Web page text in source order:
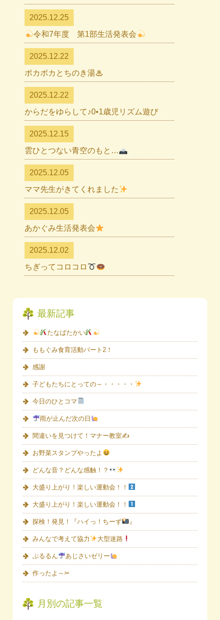
2025.12.25
令和7年度 第1部生活発表会
2025.12.22
ポカポカとちのき湯♨
2025.12.22
からだをゆらして♪0•1歳児リズム遊び
2025.12.15
雲ひとつない青空のもと…
2025.12.05
ママ先生がきてくれました
2025.12.05
あかぐみ生活発表会
2025.12.02
ちぎってコロコロ
最新記事
たなばたかい
ももぐみ食育活動パート2！
感謝
子どもたちにとっての～・・・・・
今日のひとコマ
雨が止んだ次の日
間違いを見つけて！マナー教室✍
お野菜スタンプやったよ
どんな音？どんな感触！？
大盛り上がり！楽しい運動会！！
大盛り上がり！楽しい運動会！！
探検！発見！『ハイっ！ちーず 』
みんなで考えて協力 大型迷路
ぷるるん あじさいゼリー
作ったよ～✂
月別の記事一覧